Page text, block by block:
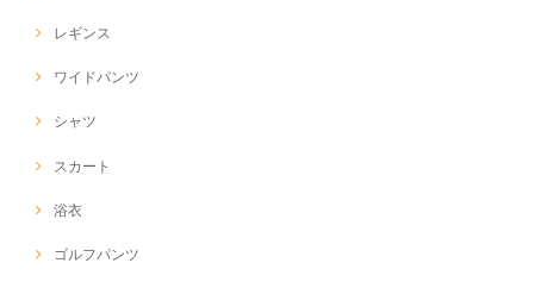
レギンス
ワイドパンツ
シャツ
スカート
浴衣
ゴルフパンツ